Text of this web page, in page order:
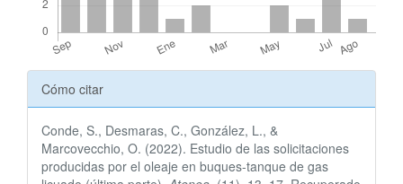
Detalles
del
artículo
Cómo citar
Conde, S., Desmaras, C., González, L., &
Marcovecchio, O. (2022). Estudio de las solicitaciones
producidas por el oleaje en buques-tanque de gas